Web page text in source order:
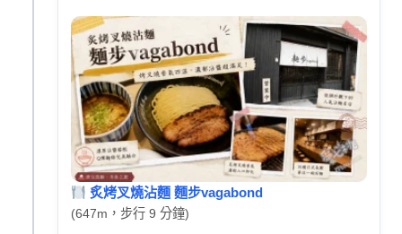
炙烤叉燒沾麵 麵步vagabond
(647m，步行 9 分鐘)